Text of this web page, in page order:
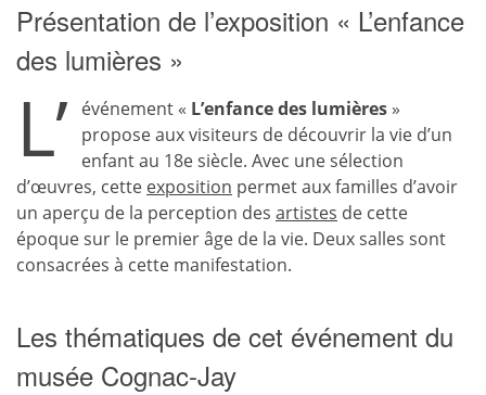
Présentation de l’exposition « L’enfance
des lumières »
L’ événement « L’enfance des lumières »
propose aux visiteurs de découvrir la vie d’un
enfant au 18e siècle. Avec une sélection
d’œuvres, cette exposition permet aux familles d’avoir
un aperçu de la perception des artistes de cette
époque sur le premier âge de la vie. Deux salles sont
consacrées à cette manifestation.
Les thématiques de cet événement du
musée Cognac-Jay